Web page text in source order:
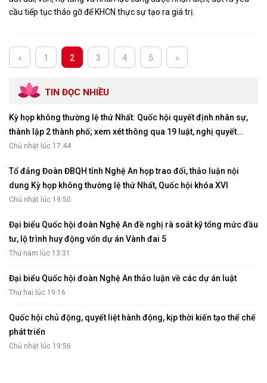
Chủ nhật lúc 19:56
ĐOÀN ĐẠI BIỂU QUỐC HỘI
Tài liệu kỳ họp
Tài liệu giám sát, khảo sát
HỘI ĐỒNG NHÂN DÂN
Tin hoạt động
Tin hoạt động Văn phòng
Tin hoạt động Đảng, đoàn thể
Tài liệu giám sát, khảo sát
Nghị quyết của HĐND tỉnh
THỜI SỰ
Tin tức chính trị - kinh tế - xã hội
CHUYỂN ĐỘNG 130
Tiếng nói và hành động từ cấp xã
CỬ TRI QUAN TÂM